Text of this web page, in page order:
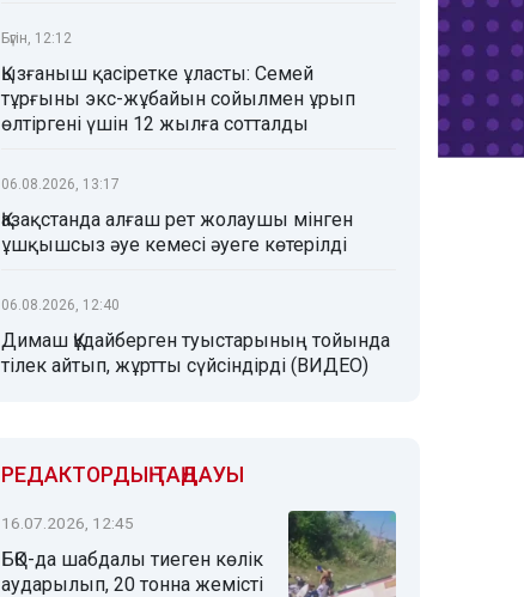
Бүгін, 12:12
Қызғаныш қасіретке ұласты: Семей
тұрғыны экс-жұбайын сойылмен ұрып
өлтіргені үшін 12 жылға сотталды
06.08.2026, 13:17
Қазақстанда алғаш рет жолаушы мінген
ұшқышсыз әуе кемесі әуеге көтерілді
06.08.2026, 12:40
Димаш Құдайберген туыстарының тойында
тілек айтып, жұртты сүйсіндірді (ВИДЕО)
РЕДАКТОРДЫҢ ТАҢДАУЫ
16.07.2026, 12:45
БҚО-да шабдалы тиеген көлік
аударылып, 20 тонна жемісті